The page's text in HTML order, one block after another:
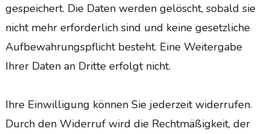
gespeichert. Die Daten werden gelöscht, sobald sie
nicht mehr erforderlich sind und keine gesetzliche
Aufbewahrungspflicht besteht. Eine Weitergabe
Ihrer Daten an Dritte erfolgt nicht.
Ihre Einwilligung können Sie jederzeit widerrufen.
Durch den Widerruf wird die Rechtmäßigkeit, der